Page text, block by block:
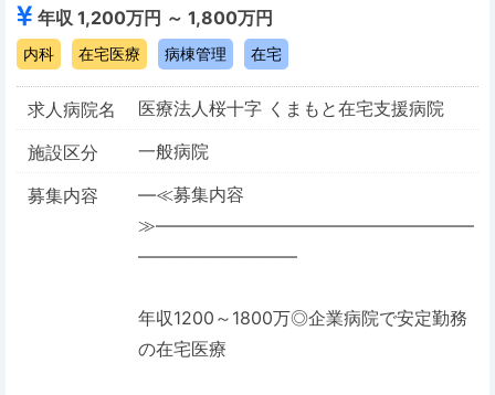
年収 1,200万円 ～ 1,800万円
内科 在宅医療 病棟管理 在宅
求人病院名
医療法人桜十字 くまもと在宅支援病院
施設区分
一般病院
募集内容
―≪募集内容
≫――――――――――――――――――
―――――――――
年収1200～1800万◎企業病院で安定勤務
の在宅医療